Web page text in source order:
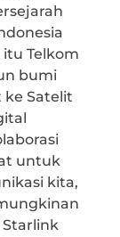
Telkom
bumi
Satelit
untuk
kita,